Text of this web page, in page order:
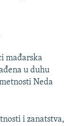
mađarska
u duhu
Neda
i zanatstva,